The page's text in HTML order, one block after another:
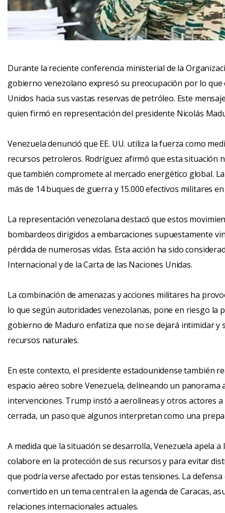
Durante la reciente conferencia ministerial de la
gobierno venezolano expresó su preocupación por lo que
Unidos hacia sus vastas reservas de petróleo. Este
quien firmó en representación del presidente Nicolás
Venezuela denunció que EE. UU. utiliza la fuerza como
recursos petroleros. Rodríguez afirmó que esta situación
que también compromete al mercado energético global.
más de 14 buques de guerra y 15.000 efectivos militares
La representación venezolana destacó que estos
bombardeos dirigidos a embarcaciones supuestamente
pérdida de numerosas vidas. Esta acción ha sido
Internacional y de la Carta de las Naciones Unidas.
La combinación de amenazas y acciones militares ha
lo que según autoridades venezolanas, pone en riesgo la
gobierno de Maduro enfatiza que no se dejará intimidar y
recursos naturales.
En este contexto, el presidente estadounidense también
espacio aéreo sobre Venezuela, delineando un
intervenciones. Trump instó a aerolíneas y otros actores
cerrada, un paso que algunos interpretan como una
A medida que la situación se desarrolla, Venezuela apela
colabore en la protección de sus recursos y para evitar
que podría verse afectado por estas tensiones. La
convertido en un tema central en la agenda de Caracas,
relaciones internacionales actuales.